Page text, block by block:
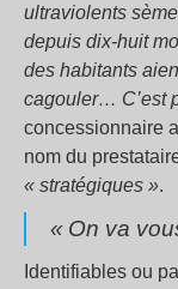
ultraviolents
depuis dix-huit
des habitants
cagouler… C’est
concessionnaire
nom du
« stratégiques ».
« On va
Identifiables ou